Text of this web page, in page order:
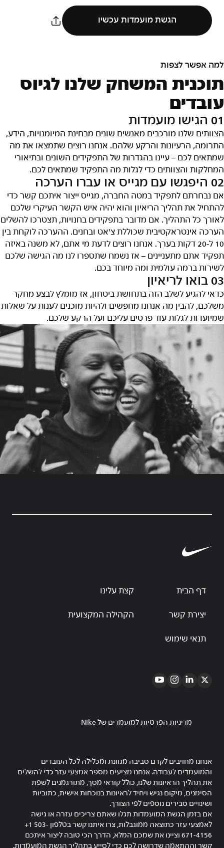
הגשת מועמדות עכשיו
למה אפשר לצפות
תוכנית המשחק שלנו לגיוס
עובדים
01 הגישו מועמדות
הצוותים שלנו מורכבים מאנשים שונים מבחינת המיומנויות, הידע,
התרומה, הרעיונות והרקע שלהם. אנחנו רוצים שתמצאו את מה
שמתאים לכם – עיינו בהגדרות של התפקידים השונים ובתיאורי
המחלקות והצוותים כדי לגלות מה התפקיד שמתאים לכם.
02 היפגשו עם מגייס או עברו הערכה
אם נבחרתם לתפקיד במטה החברה, מגייס ייצור איתכם קשר כדי
להתחיל את תהליך הריאיון והוא יהיה איש הקשר העיקרי שלכם
לאורך כל התהליך. אם מדובר בתפקידים בחנויות, תצטרכו להשלים
הערכה אינטראקטיבית שכוללת צ'אט ובחנים. ההערכה לוקחת בין
10 ל-20 דקות בערך. אנחנו רוצים לדעת מי אתם, לא משנה באיזה
תפקיד אתם מתעניינים – אז נשמח שתספרו לנו מה הגישה שלכם
לשירות ברמה עולמית ומה מיוחד בכם.
03 בואו לריאיון
כדאי להגיע לשלב הזה בתחושת ביטחון, אז מומלץ לבצע מחקר
משלכם, להבין מה אנחנו מחפשים ולהיות מוכנים לענות על שאלות
שמיועדות לגלות עוד פרטים עליכם ועל הרקע שלכם.
דף הבית קצת עלינו
יצירת קשר הקהילה המקצועית
תנאי שימוש
מדיניות הפרטיות למועמדים של Nike
אנחנו מחויבים לקדם סביבה מגוונת ומכלילה לכל העובדים
והמועמדים לעבודה. אנחנו מציעים מספר אמצעי עזר כדי להשלים
את תהליך הראיונות שלנו, כולל קוראי מסך, מתורגמנים לשפת
הסימנים, מיקום נגיש ויחיד לראיונות בנוכחות אישית, כתוביות
ושינויים סבירים נוספים לפי הצורך.
אם בזמן הגשת המועמדות תגלו שאתם צריכים עזרה או גישה
לאמצעי עזר כתוצאה ממוגבלות, צרו איתנו קשר בטלפון ‎+1 503-
671-4156 וציינו את שמכם המלא, הדרך הכי טובה ליצור איתכם
קשר וההתאמה שדרושה לכם כדי לסייע בתהליך הגשת המועמדות.